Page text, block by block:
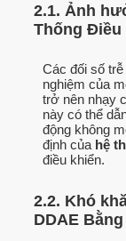
2.1. Ảnh
Thống Điều
Các đối số
nghiệm của
trở nên nhạy
này có thể
động không
định của hệ
điều khiển.
2.2. Khó
DDAE